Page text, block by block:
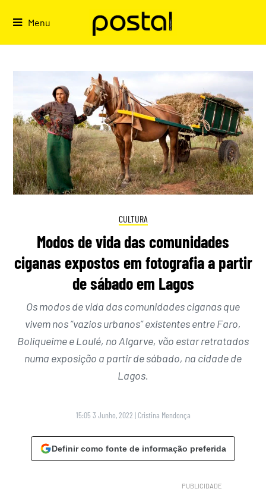
Menu
CULTURA
Modos de vida das comunidades
ciganas expostos em fotografia a partir
de sábado em Lagos
Os modos de vida das comunidades ciganas que
vivem nos “vazios urbanos” existentes entre Faro,
Boliqueime e Loulé, no Algarve, vão estar retratados
numa exposição a partir de sábado, na cidade de
Lagos.
15:05 3 Junho, 2022 | Cristina Mendonça
Definir como fonte de informação preferida